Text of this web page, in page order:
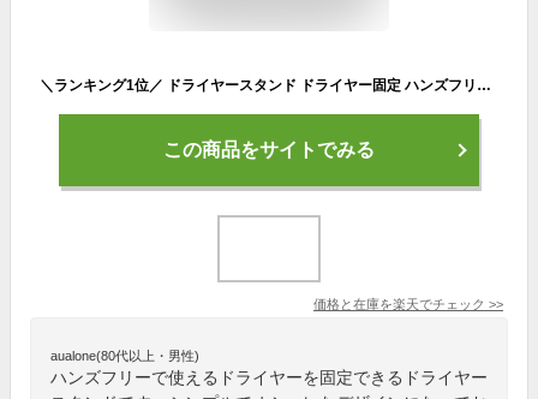
＼ランキング1位／ ドライヤースタンド ドライヤー固定 ハンズフリー ドライヤーホルダー フリーハンド ドライヤークリップ トリミング 送料無料
この商品をサイトでみる
価格と在庫を楽天でチェック >>
aualone(80代以上・男性)
ハンズフリーで使えるドライヤーを固定できるドライヤー